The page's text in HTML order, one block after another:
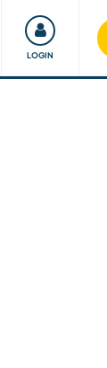
LOGIN
Community